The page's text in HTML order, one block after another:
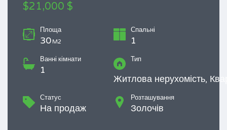
$21,000 $
Площа
30 M2
Спальні
1
Ванні кімнати
1
Тип
Житлова нерухомість,
Статус
На продаж
Розташування
Золочів